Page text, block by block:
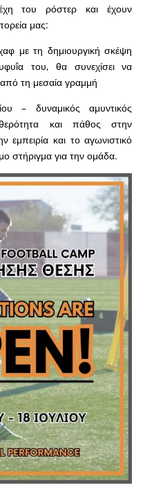
του ρόστερ και έχουν
μας:
με τη δημιουργική σκέψη
του, θα συνεχίσει να
από τη μεσαία γραμμή
– δυναμικός αμυντικός
και πάθος στην
και το αγωνιστικό
στήριγμα για την ομάδα.